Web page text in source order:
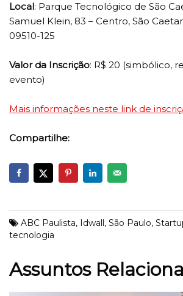
Local: Parque Tecnológico de São
Samuel Klein, 83 – Centro, São
09510-125
Valor da Inscrição: R$ 20 (simbólico,
evento)
Mais informações neste link de
Compartilhe:
ABC Paulista, Idwall, São Paulo,
tecnologia
Assuntos